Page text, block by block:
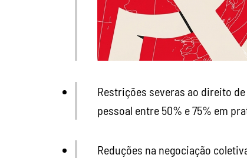
Restrições severas ao direito
pessoal entre 50% e 75% em
Reduções na negociação